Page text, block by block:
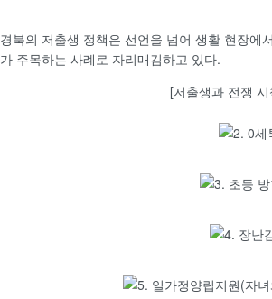
경북의 저출생 정책은 선언을 넘어 생활 현장에
가 주목하는 사례로 자리매김하고 있다.
[저출생과 전쟁